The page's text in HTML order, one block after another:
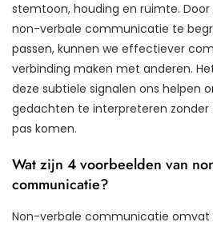
stemtoon, houding en ruimte.
non-verbale communicatie te
passen, kunnen we effectiever
verbinding maken met anderen.
deze subtiele signalen ons helpen
gedachten te interpreteren
pas komen.
Wat zijn 4 voorbeelden van
communicatie?
Non-verbale communicatie omvat